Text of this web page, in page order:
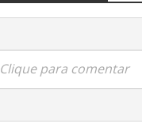
Clique para comentar